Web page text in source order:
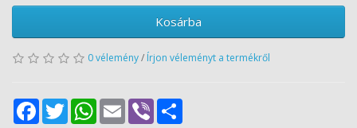
Kosárba
0 vélemény/ Írjon véleményt a termékről
FacebookTwitter WhatsApp
Email Viber